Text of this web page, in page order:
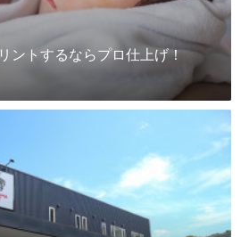
ントするならプロ仕上げ！